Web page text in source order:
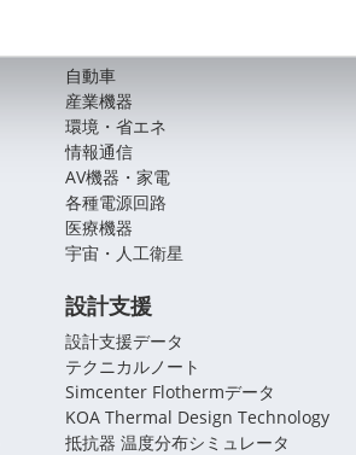
自動車
産業機器
環境・省エネ
情報通信
AV機器・家電
各種電源回路
医療機器
宇宙・人工衛星
設計支援
設計支援データ
テクニカルノート
Simcenter Flothermデータ
KOA Thermal Design Technology
抵抗器 温度分布シミュレータ